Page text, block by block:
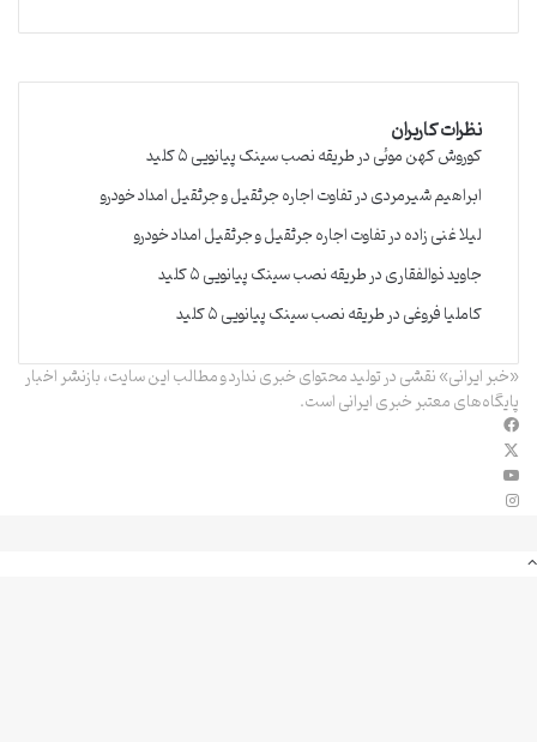
نظرات کاربران
کوروش کهن موئیدرطریقه نصب سینک پیانویی ۵ کلید
ابراهیم شیرمردیدرتفاوت اجاره جرثقیل و جرثقیل امداد خودرو
لیلا غنی زادهدرتفاوت اجاره جرثقیل و جرثقیل امداد خودرو
جاوید ذوالفقاریدرطریقه نصب سینک پیانویی ۵ کلید
کاملیا فروغیدرطریقه نصب سینک پیانویی ۵ کلید
«خبر ایرانی» نقشی در تولید محتوای خبری ندارد و مطالب این سایت، بازنشر اخبار
پایگاه‌های معتبر خبری ایرانی است.
فیس
یوتیوب
اینستاگرام
دکمه